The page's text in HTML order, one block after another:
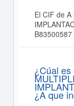
El CIF de A
B83500587
¿Cúal
¿A que